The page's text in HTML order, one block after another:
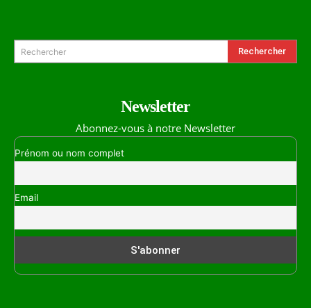
Rechercher Rechercher
Newsletter
Abonnez-vous à notre Newsletter
Prénom ou nom complet
Email